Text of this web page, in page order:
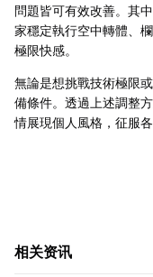
問題皆可有效改善。其
家穩定執行空中轉體、
極限快感。
無論是想挑戰技術極限
備條件。透過上述調整
情展現個人風格，征服
相关资讯